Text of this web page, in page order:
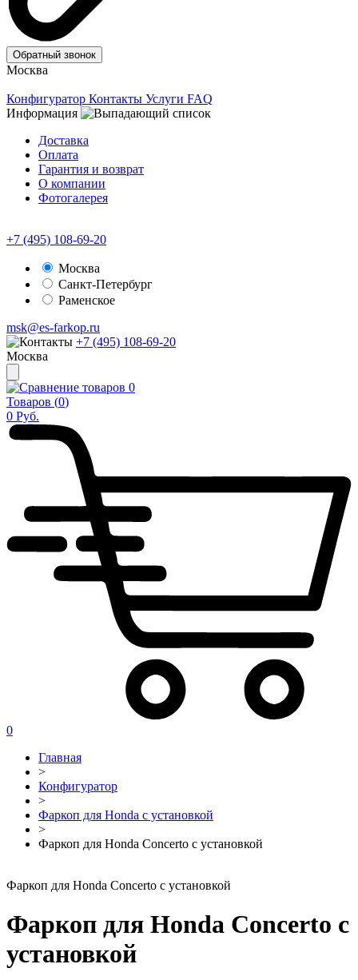
Обратный звонок
Москва
Конфигуратор Контакты Услуги FAQ
Информация
Доставка
Оплата
Гарантия и возврат
О компании
Фотогалерея
+7 (495) 108-69-20
Москва
Санкт-Петербург
Раменское
msk@es-farkop.ru
+7 (495) 108-69-20
Москва
0
Товаров (0)
0 Руб.
0
Главная
>
Конфигуратор
>
Фаркоп для Honda с установкой
>
Фаркоп для Honda Concerto с установкой
Фаркоп для Honda Concerto с установкой
Фаркоп для Honda Concerto с
установкой